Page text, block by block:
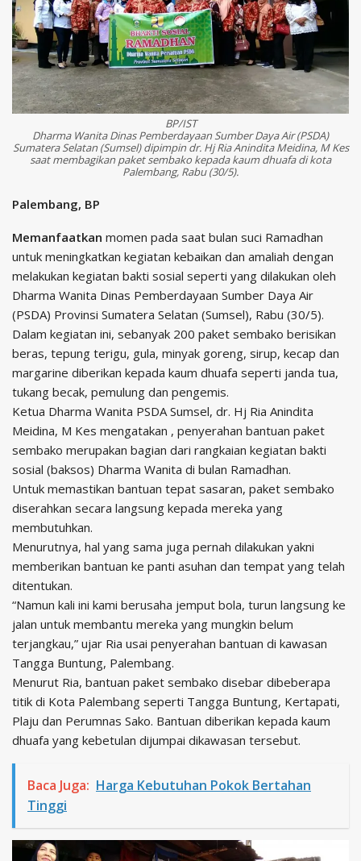
BP/IST
Dharma Wanita Dinas Pemberdayaan Sumber Daya Air (PSDA)
Sumatera Selatan (Sumsel) dipimpin dr. Hj Ria Anindita Meidina, M Kes
saat membagikan paket sembako kepada kaum dhuafa di kota
Palembang, Rabu (30/5).
Palembang, BP
Memanfaatkan momen pada saat bulan suci Ramadhan
untuk meningkatkan kegiatan kebaikan dan amaliah dengan
melakukan kegiatan bakti sosial seperti yang dilakukan oleh
Dharma Wanita Dinas Pemberdayaan Sumber Daya Air
(PSDA) Provinsi Sumatera Selatan (Sumsel), Rabu (30/5).
Dalam kegiatan ini, sebanyak 200 paket sembako berisikan
beras, tepung terigu, gula, minyak goreng, sirup, kecap dan
margarine diberikan kepada kaum dhuafa seperti janda tua,
tukang becak, pemulung dan pengemis.
Ketua Dharma Wanita PSDA Sumsel, dr. Hj Ria Anindita
Meidina, M Kes mengatakan , penyerahan bantuan paket
sembako merupakan bagian dari rangkaian kegiatan bakti
sosial (baksos) Dharma Wanita di bulan Ramadhan.
Untuk memastikan bantuan tepat sasaran, paket sembako
diserahkan secara langsung kepada mereka yang
membutuhkan.
Menurutnya, hal yang sama juga pernah dilakukan yakni
memberikan bantuan ke panti asuhan dan tempat yang telah
ditentukan.
“Namun kali ini kami berusaha jemput bola, turun langsung ke
jalan untuk membantu mereka yang mungkin belum
terjangkau,” ujar Ria usai penyerahan bantuan di kawasan
Tangga Buntung, Palembang.
Menurut Ria, bantuan paket sembako disebar dibeberapa
titik di Kota Palembang seperti Tangga Buntung, Kertapati,
Plaju dan Perumnas Sako. Bantuan diberikan kepada kaum
dhuafa yang kebetulan dijumpai dikawasan tersebut.
Baca Juga: Harga Kebutuhan Pokok Bertahan
Tinggi